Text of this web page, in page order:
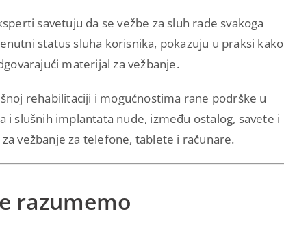
savetuju da se vežbe za sluh rade svakoga
status sluha korisnika, pokazuju u praksi kako
materijal za vežbanje.
rehabilitaciji i mogućnostima rane podrške u
i slušnih implantata nude, između ostalog, savete i
vežbanje za telefone, tablete i računare.
razumemo